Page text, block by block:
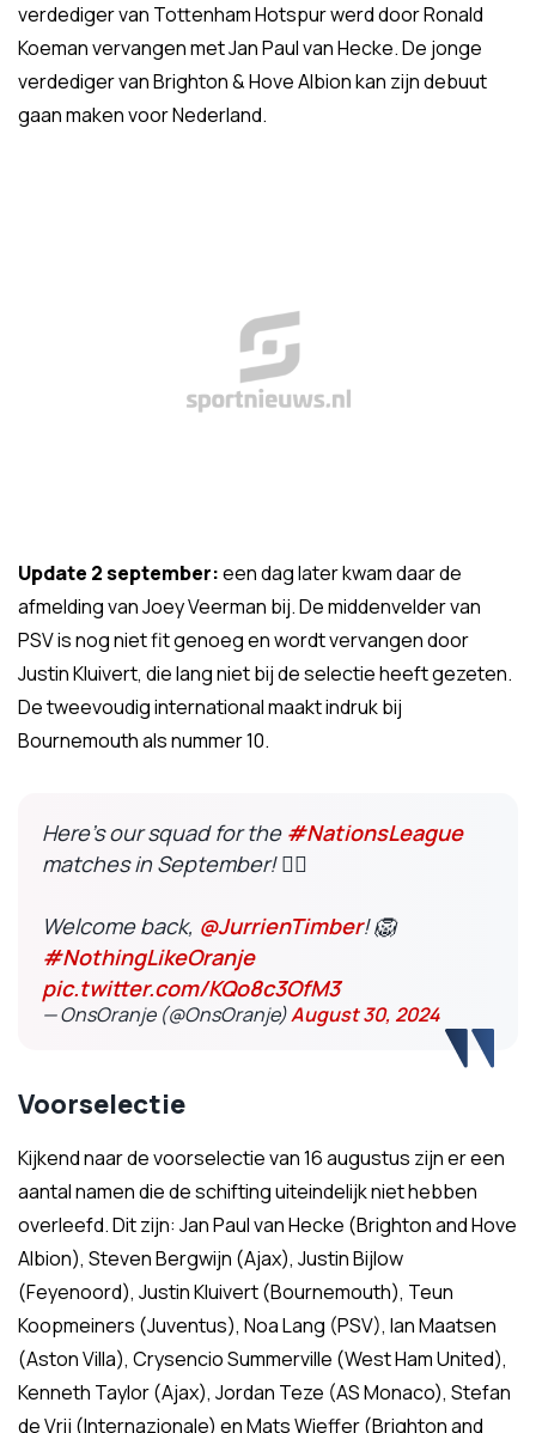
verdediger van Tottenham Hotspur werd door Ronald
Koeman vervangen met Jan Paul van Hecke. De jonge
verdediger van Brighton & Hove Albion kan zijn debuut
gaan maken voor Nederland.
Update 2 september:een dag later kwam daar de
afmelding van Joey Veerman bij. De middenvelder van
PSV is nog niet fit genoeg en wordt vervangen door
Justin Kluivert, die lang niet bij de selectie heeft gezeten.
De tweevoudig international maakt indruk bij
Bournemouth als nummer 10.
Here’s our squad for the #NationsLeague
matches in September! ❤️‍🔥
Welcome back, @JurrienTimber! 🦁
#NothingLikeOranje
pic.twitter.com/KQo8c3OfM3
— OnsOranje (@OnsOranje)August 30, 2024
Voorselectie
Kijkend naar de voorselectie van 16 augustus zijn er een
aantal namen die de schifting uiteindelijk niet hebben
overleefd. Dit zijn: Jan Paul van Hecke (Brighton and Hove
Albion), Steven Bergwijn (Ajax), Justin Bijlow
(Feyenoord), Justin Kluivert (Bournemouth), Teun
Koopmeiners (Juventus), Noa Lang (PSV), Ian Maatsen
(Aston Villa), Crysencio Summerville (West Ham United),
Kenneth Taylor (Ajax), Jordan Teze (AS Monaco), Stefan
de Vrij (Internazionale) en Mats Wieffer (Brighton and